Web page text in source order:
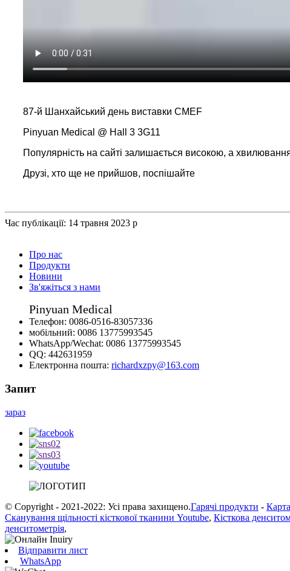
87-й Шанхайський день виставки CMEF
Pinyuan Medical @ Hall 3 3G11
Популярність на сайті залишається високою, а
Друзі, хто ще не прийшов, поспішайте
Час публікації: 14 травня 2023 р
Про нас
Продукти
Новини
Зв'яжіться з нами
Pinyuan Medical
Телефон: 0086-0516-83057336
мобільний: 0086 13775993545
WhatsApp/Wechat: 0086 13775993545
QQ: 442631959
Електронна пошта: richardxzpy@163.com
Запит
зараз
© Copyright - 2021-2022: Усі права захищено.Гарячі продукти -
Сканування щільності кісткової тканини Youtube, Кісткова
денситометрія,
Відправити лист
WhatsApp